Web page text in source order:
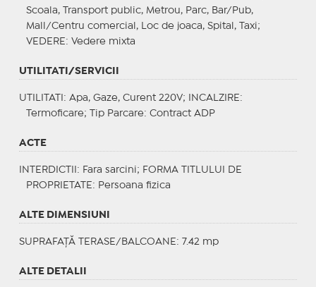
Scoala, Transport public, Metrou, Parc, Bar/Pub,
Mall/Centru comercial, Loc de joaca, Spital, Taxi;
VEDERE : Vedere mixta
UTILITATI/SERVICII
UTILITATI : Apa, Gaze, Curent 220V; INCALZIRE :
Termoficare;
Tip Parcare: Contract ADP
ACTE
INTERDICTII : Fara sarcini; FORMA TITLULUI DE
PROPRIETATE : Persoana fizica
ALTE DIMENSIUNI
SUPRAFAȚĂ TERASE/BALCOANE: 7.42 mp
ALTE DETALII